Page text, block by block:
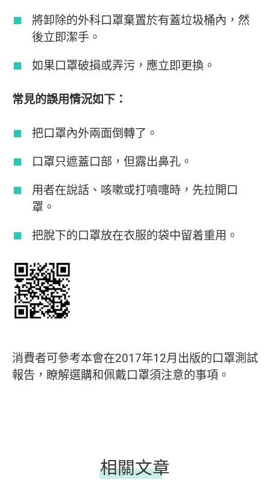
將卸除的外科口罩棄置於有蓋垃圾桶內，然
後立即潔手。
如果口罩破損或弄污，應立即更換。
常見的誤用情況如下：
把口罩內外兩面倒轉了。
口罩只遮蓋口部，但露出鼻孔。
用者在說話、咳嗽或打噴嚏時，先拉開口
罩。
把脫下的口罩放在衣服的袋中留着重用。
消費者可參考本會在2017年12月出版的口罩測試
報告，瞭解選購和佩戴口罩須注意的事項。
相關文章